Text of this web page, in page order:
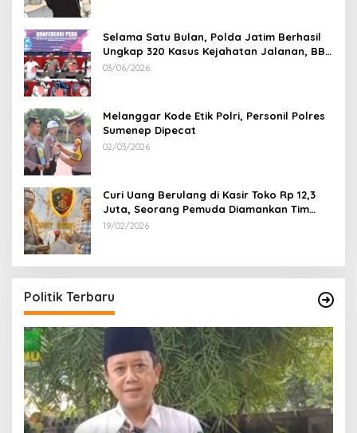
Selama Satu Bulan, Polda Jatim Berhasil
Ungkap 320 Kasus Kejahatan Jalanan, BB
100 Sepeda Motor dan 12 Mobil Diamankan
03/06/2026
Melanggar Kode Etik Polri, Personil Polres
Sumenep Dipecat
02/03/2026
Curi Uang Berulang di Kasir Toko Rp 12,3
Juta, Seorang Pemuda Diamankan Tim
Reskrim Polsek Lenteng Sumenep
19/02/2026
Politik Terbaru